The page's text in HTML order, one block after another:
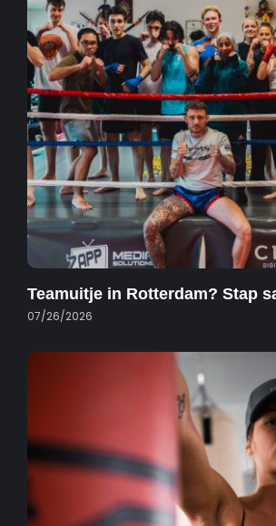
Teamuitje in Rotterdam? Stap
07/26/2026